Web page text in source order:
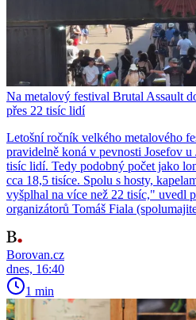
Na metalový festival Brutal Assault
přes 22 tisíc lidí
Letošní ročník velkého metalového
pravidelně koná v pevnosti Josefov
tisíc lidí. Tedy podobný počet jako
cca 18,5 tisíce. Spolu s hosty,
vyšplhal na více než 22 tisíc," uvedl
organizátorů Tomáš Fiala
Borovan.cz
dnes, 16:40
1 min